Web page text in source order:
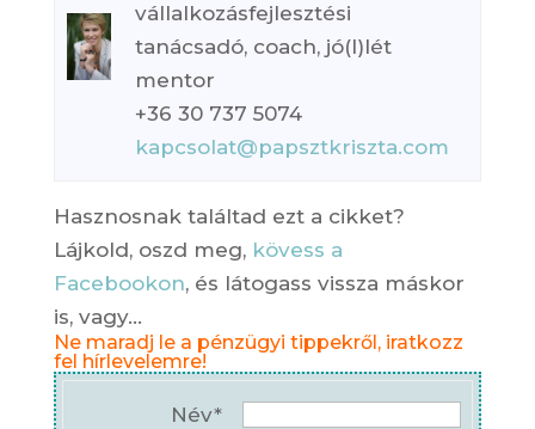
vállalkozásfejlesztési
tanácsadó, coach, jó(l)lét
mentor
+36 30 737 5074
kapcsolat@papsztkriszta.com
Hasznosnak találtad ezt a cikket?
Lájkold, oszd meg, kövess a
Facebookon, és látogass vissza máskor
is, vagy…
Ne maradj le a pénzügyi tippekről, iratkozz
fel hírlevelemre!
Név*